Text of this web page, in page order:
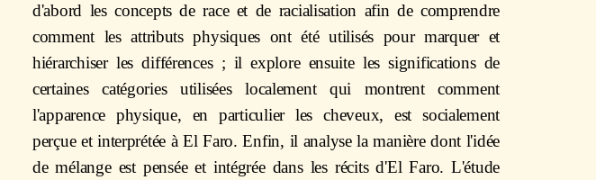
d'abord les concepts de race et de racialisation afin de comprendre
comment les attributs physiques ont été utilisés pour marquer et
hiérarchiser les différences ; il explore ensuite les significations de
certaines catégories utilisées localement qui montrent comment
l'apparence physique, en particulier les cheveux, est socialement
perçue et interprétée à El Faro. Enfin, il analyse la manière dont l'idée
de mélange est pensée et intégrée dans les récits d'El Faro. L'étude